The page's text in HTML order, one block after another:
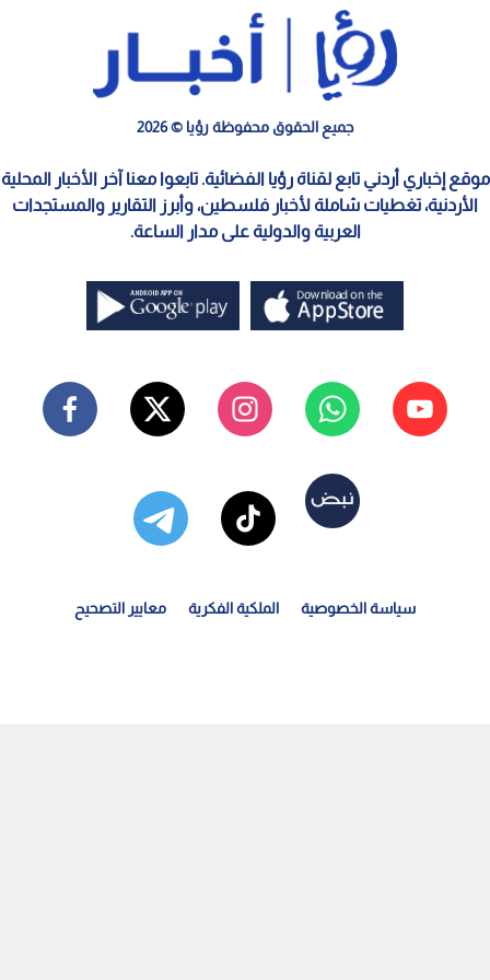
جميع الحقوق محفوظة رؤيا © 2026
موقع إخباري أردني تابع لقناة رؤيا الفضائية. تابعوا معنا آخر الأخبار المحلية
الأردنية، تغطيات شاملة لأخبار فلسطين، وأبرز التقارير والمستجدات
العربية والدولية على مدار الساعة.
سياسة الخصوصية الملكية الفكرية معايير التصحيح